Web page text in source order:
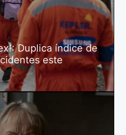
Duplica índice de
este